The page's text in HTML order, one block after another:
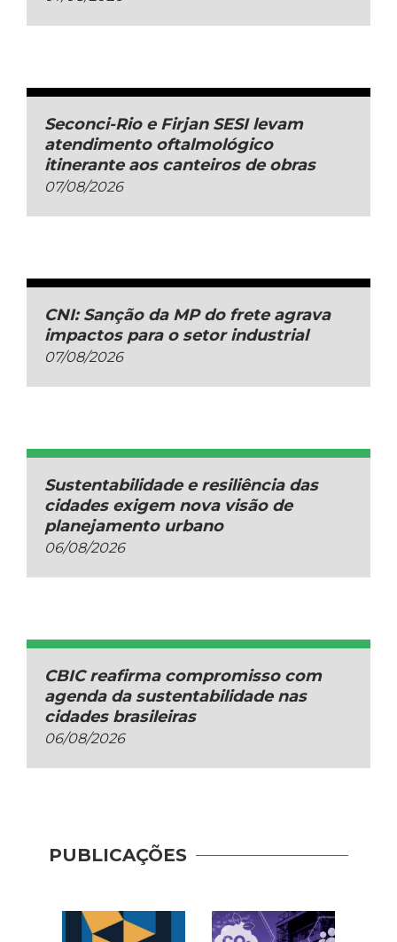
Seconci-Rio e Firjan SESI levam
atendimento oftalmológico
itinerante aos canteiros de obras
07/08/2026
CNI: Sanção da MP do frete agrava
impactos para o setor industrial
07/08/2026
Sustentabilidade e resiliência das
cidades exigem nova visão de
planejamento urbano
06/08/2026
CBIC reafirma compromisso com
agenda da sustentabilidade nas
cidades brasileiras
06/08/2026
PUBLICAÇÕES